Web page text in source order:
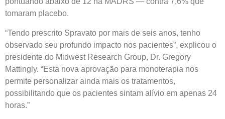
tomaram placebo.
“Tendo prescrito Spravato por mais de seis anos, tenho
observado seu profundo impacto nos pacientes”, explicou o
presidente do Midwest Research Group, Dr. Gregory
Mattingly. “Esta nova aprovação para monoterapia nos
permite personalizar ainda mais os tratamentos,
possibilitando que os pacientes sintam alívio em apenas 24
horas.”